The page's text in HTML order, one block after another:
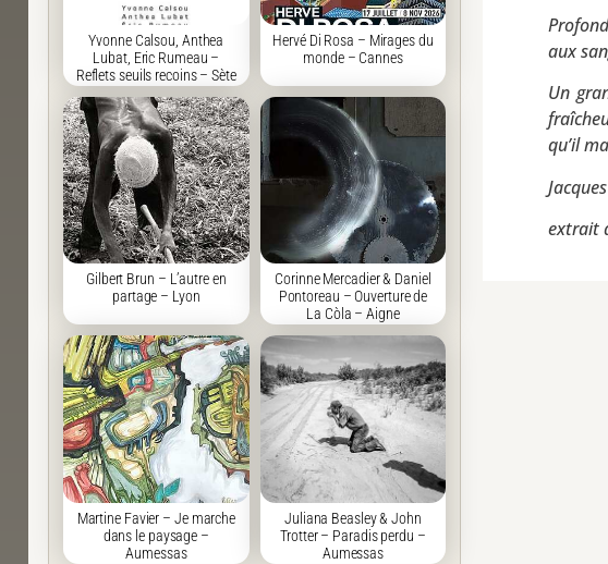
Yvonne Calsou, Anthea
Lubat, Eric Rumeau –
Reflets seuils recoins – Sète
Hervé Di Rosa – Mirages du
monde – Cannes
Gilbert Brun – L’autre en
partage – Lyon
Corinne Mercadier & Daniel
Pontoreau – Ouverture de
La Còla – Aigne
Martine Favier – Je marche
dans le paysage –
Aumessas
Juliana Beasley & John
Trotter – Paradis perdu –
Aumessas
aux
Un
qu’il
extrait